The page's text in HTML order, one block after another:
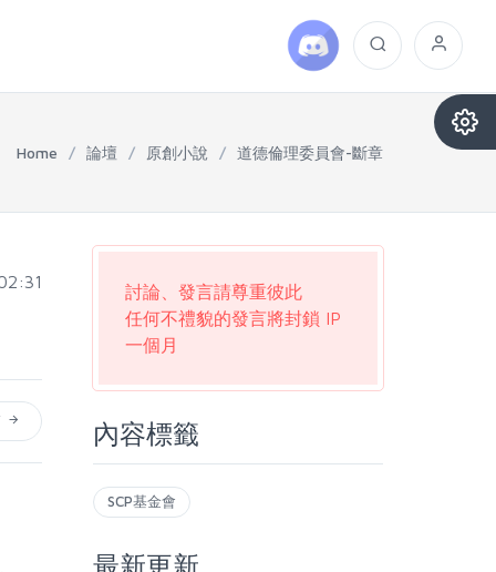
Home / 論壇 / 原創小說 / 道德倫理委員會-斷章
討論、發言請尊重彼此
任何不禮貌的發言將封鎖 IP
一個月
內容標籤
SCP基金會
最新更新